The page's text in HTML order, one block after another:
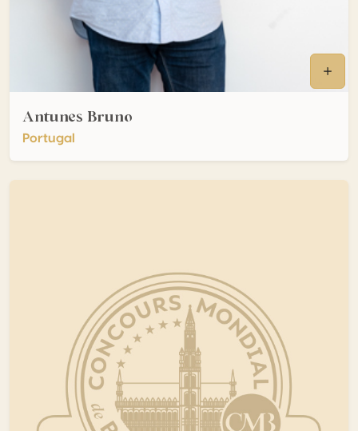
Antunes Bruno
Portugal